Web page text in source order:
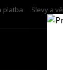
platba Slevy a